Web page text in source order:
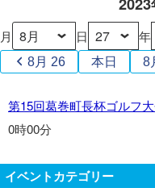
ル
フ
大
月 日 年
8月 26 本日 8
第
回
巻
第15回葛巻町長杯ゴルフ
0時00分
イベントカテゴリー